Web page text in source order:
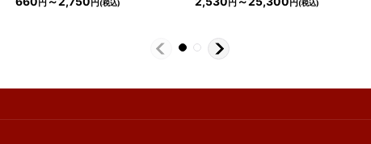
円 円(税込) 円 円(税込)